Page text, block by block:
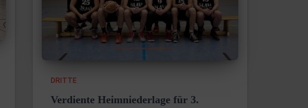
DRITTE
Verdiente Heimniederlage für 3.